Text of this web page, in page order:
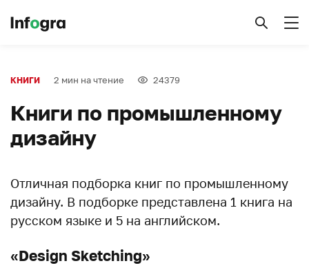
КНИГИ 2 мин на чтение 24379
Книги по промышленному
дизайну
Отличная подборка книг по промышленному
дизайну. В подборке представлена 1 книга на
русском языке и 5 на английском.
«Design Sketching»